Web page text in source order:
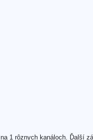
1 rôznych kanáloch. Ďalší